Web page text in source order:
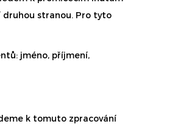
druhou stranou. Pro tyto
jméno, příjmení,
k tomuto zpracování